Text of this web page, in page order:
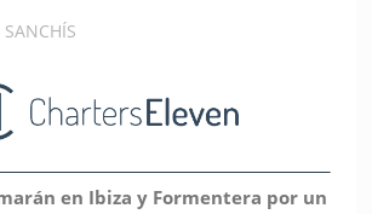
SANCHÍS
en Ibiza y Formentera por un